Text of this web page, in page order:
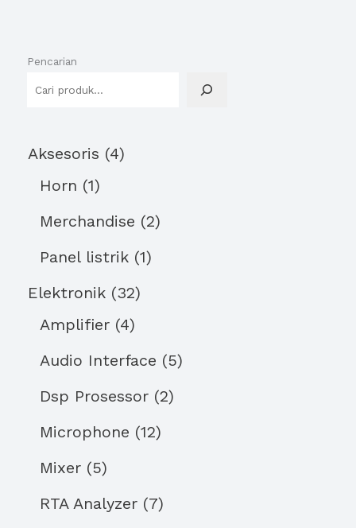
Pencarian
Aksesoris
4
Horn
1
Merchandise
2
Panel listrik 1
Elektronik
32
Amplifier 4
Audio Interface
5
Dsp Prosessor 2
Microphone
12
Mixer
5
RTA Analyzer
7